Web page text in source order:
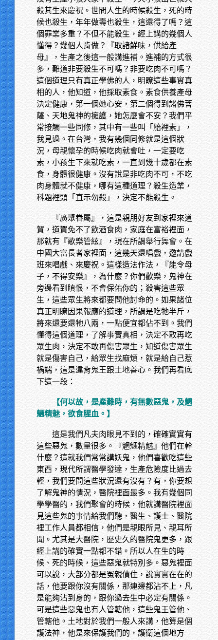
殺其生來慶祝。世間人生的時候殺生，死的時
候也殺生，年年做壽也殺生，這還得了嗎？這
個罪業多重？不但不能殺生，經上講的幾個人
懂得？幾個人肯做？『取諸鮮味，供給產
母』，生產之後這一般講進補。進補的方式很
多，難道非要殺生不可嗎？非要吃肉不可嗎？
這個道理只有真正學佛的人，明瞭這些事實真
相的人，他知道，他採取素食。素食供養產母
決定健康，第一個她心安，第二個得到諸佛菩
薩、天地鬼神的擁護，她怎麼會不安？我們平
常接觸一些同修，其中有一些叫「胎裡素」，
我見過。在台灣，我有幾個同修就是這個狀
況，母親懷孕的時候吃肉就會吐，一定要吃
素，小孩生下來就吃素，一直到幾十歲都在素
食，身體很健康。沒有說是非吃肉不可，不吃
肉身體就不健康，哪有這種道理？殺生造業，
科題裡頭「直示勿殺」，決定不能殺生。
『廣聚眷屬』，這是親朋好友到家裡來道
賀，道賀免不了飲酒食肉，家庭在富裕裡面，
那就有『歌樂管絃』，現在所謂舉行舞會。在
中國大富長者家裡面，這幾天還唱戲，邀請戲
班來唱戲、來慶祝。這樣造法作法，『能令母
子，不得安樂』，為什麼？你們歡樂，鬼神在
旁邊看到瞋恨，不會保佑你的；殺害這些眾
生，這些眾生將來都要問他討命的。如果諸位
真正明瞭因果報應的道理，所謂是吃牠半斤，
將來還要還牠八兩，一點便宜都佔不到。我們
懂得這個道理，了解事實真相，決定不敢再吃
眾生肉，決定不敢再傷害眾生，知道傷害眾生
就是傷害自己，給眾生找麻煩，就是給自己惹
禍端，這是違背鬼王跟土地善心。我們再看底
下這一段：
【何以故，是產難時，有無數惡鬼，及魍
魎精魅，欲食腥血。】
這是我們凡夫肉眼見不到的，確確實實有
這些惡鬼，數量很多。『魍魎精魅』他們在幹
什麼？這就我們常常講妖鬼，他們喜歡吃這些
東西，現代所謂醫學發達，生產危險度比過去
輕，我們要問這些狀況還有沒有？有，你要想
了解鬼神的情況，醫院裡面最多。我有幾個同
學學醫的，我們聚會的時候，他就講醫院裡面
見這些鬼的事情給我們聽，醫生、護士、醫院
裡工作人員都相信，他們是親眼所見、親耳所
聞。尤其是大醫院，歷史久的醫院鬼更多，跟
經上講的確實一點都不錯。所以人在生的時
候、死的時候，這些惡鬼就特別多。惡鬼裡面
可以說，大部分都是冤親債住，說實實在在的
話，他要跟你沒有關係，那連邊都沾不上，凡
是能夠沾到身的，跟你過去生中必定有關係。
可是這些惡鬼也有人管轄他，這些鬼王管他、
管轄他。土地對於我們一般人來講，他算是個
護法神，他是來保護我們的，護衛這個地方